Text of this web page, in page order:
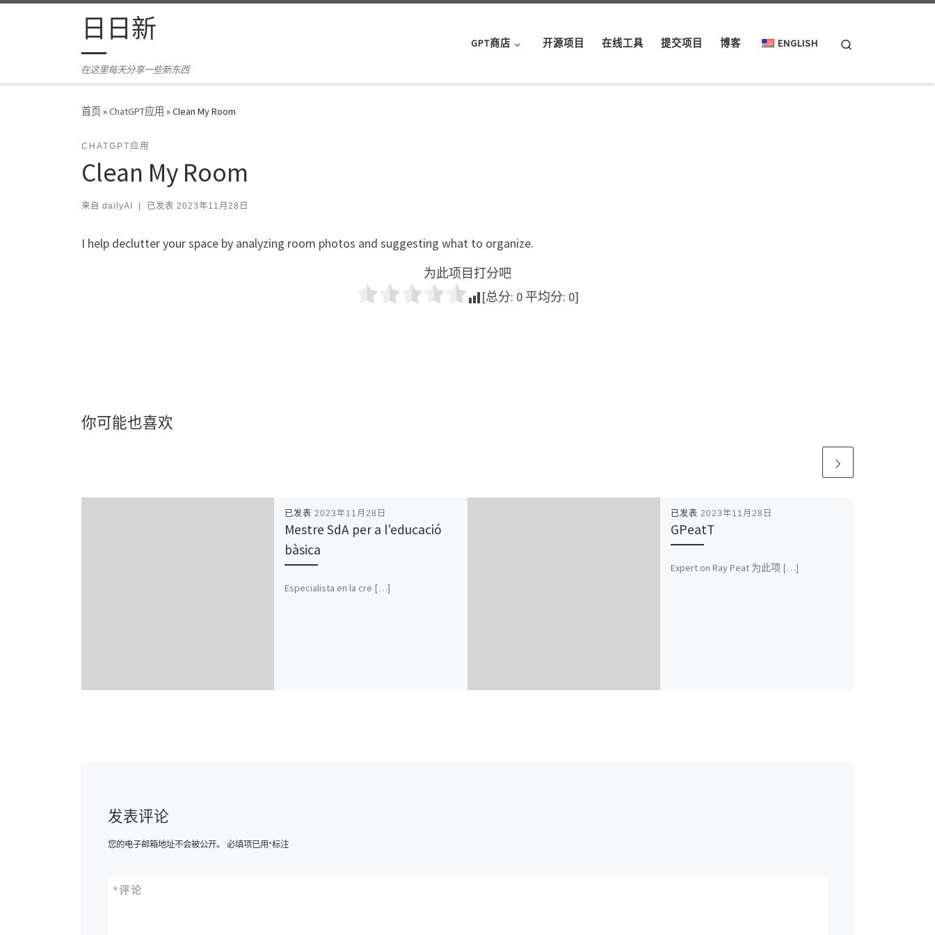
Skip to content日日新
在这里每天分享一些新东西
GPT商店 开源项目 在线工具 提交项目 博客 ENGLISH
首页»ChatGPT应用 »Clean My Room
CHATGPT应用
Clean My Room
来自 dailyAI 已发表 2023年11月28日
I help declutter your space by analyzing room photos and suggesting what to organize.
为此项目打分吧
[总分: 0 平均分: 0]
你可能也喜欢
已发表 2023年11月28日
Mestre SdA per a l’educació
bàsica
Especialista en la cre […]
已发表 2023年11月28日
GPeatT
Expert on Ray Peat 为此项 […]
发表评论
您的电子邮箱地址不会被公开。 必填项已用*标注
评论
*